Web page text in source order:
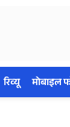
रिव्यू मोबाइल